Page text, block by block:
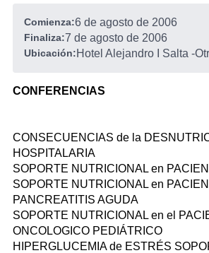
Comienza:6 de agosto de 2006
Finaliza:7 de agosto de 2006
Ubicación:Hotel Alejandro I Salta -
CONFERENCIAS
CONSECUENCIAS de la
HOSPITALARIA
SOPORTE NUTRICIONAL en
SOPORTE NUTRICIONAL en
PANCREATITIS AGUDA
SOPORTE NUTRICIONAL en el
ONCOLOGICO PEDIÁTRICO
HIPERGLUCEMIA de ESTRÉS